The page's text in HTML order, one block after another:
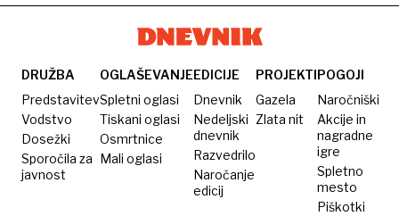
DRUŽBA
Predstavitev
Vodstvo
Dosežki
Sporočila za
javnost
OGLAŠEVANJE
Spletni oglasi
Tiskani oglasi
Osmrtnice
Mali oglasi
EDICIJE
Dnevnik
Nedeljski
dnevnik
Razvedrilo
Naročanje
edicij
PROJEKTI
Gazela
Zlata nit
POGOJI
Naročniški
Akcije in
nagradne
igre
Spletno
mesto
Piškotki